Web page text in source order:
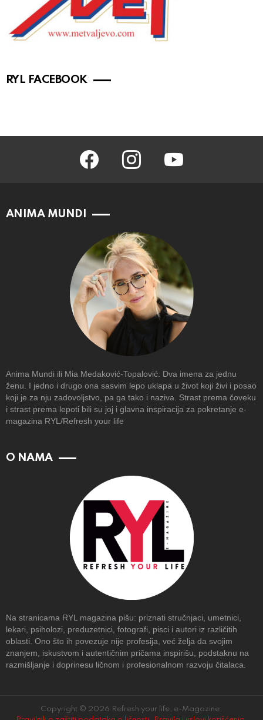
RYL FACEBOOK
facebook instagram youtube
ANIMA MUNDI
Anima Mundi ili Mia Medaković-Topalović. Dva imena za jednu
ženu. I jedno i drugo ona sasvim lepo uklapa u život koji živi i posao
koji je za nju zadovoljstvo, pa ga tako i naziva. Strast prema čoveku
i strast prema lepoti bili su joj i glavna inspiracija za pokretanje e-
magazina RYL/Refresh your life
O NAMA
Na stranicama RYL magazina pišu: priznati stručnjaci, umetnici,
lekari, psiholozi, preduzetnici, fotografi, pisci i autori iz različitih
oblasti. Ono što ih povezuje nije profesija, već želja da svojim
znanjem, iskustvom i autentičnim pričama inspirišu, podstaknu na
razmišljanje i doprinesu ličnom i profesionalnom razvoju čitalaca.
Copyright © 2026 Refresh your life, e-Magazine.